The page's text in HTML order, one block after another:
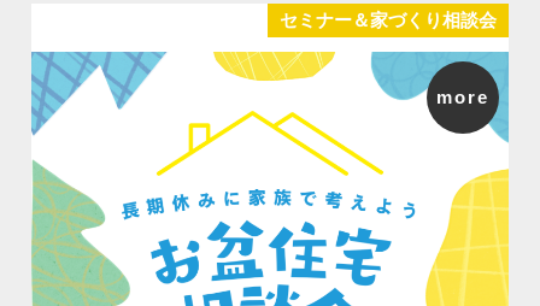
セミナー＆家づくり相談会
more